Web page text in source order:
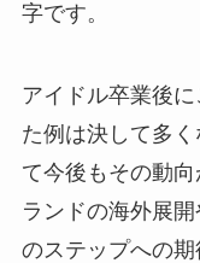
字です。
アイドル卒業後
た例は決して多
て今後もその動
ランドの海外展
のステップへの